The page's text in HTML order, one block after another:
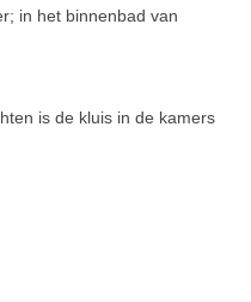
in het binnenbad van
is de kluis in de kamers